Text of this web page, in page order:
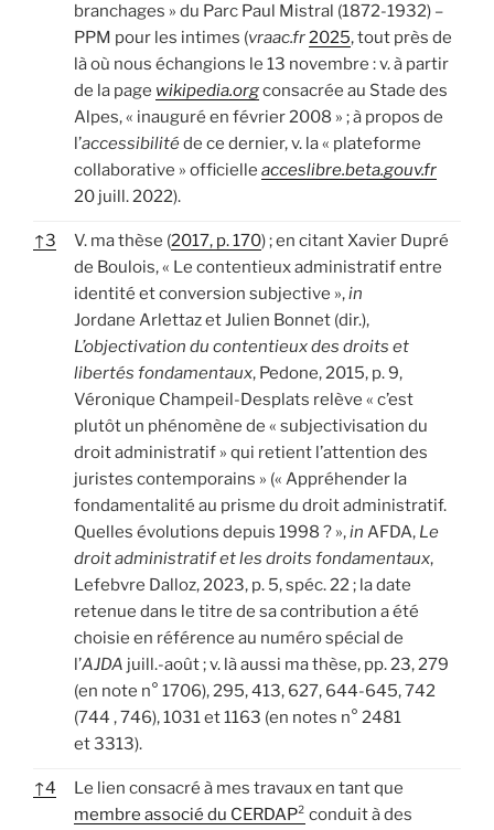
branchages » du Parc Paul Mistral (1872-1932) –
PPM pour les intimes (vraac.fr2025, tout près de
là où nous échangions le 13 novembre : v. à partir
de la page wikipedia.orgconsacrée au Stade des
Alpes, « inauguré en février 2008 » ; à propos de
l’accessibilitéde ce dernier, v. la « plateforme
collaborative » officielle acceslibre.beta.gouv.fr
20 juill. 2022).
↑3 V. ma thèse (2017, p. 170) ; en citant Xavier Dupré
de Boulois, « Le contentieux administratif entre
identité et conversion subjective »,in
Jordane Arlettaz et Julien Bonnet (dir.),
L’objectivation du contentieux des droits et
libertés fondamentaux, Pedone, 2015, p. 9,
Véronique Champeil-Desplats relève « c’est
plutôt un phénomène de « subjectivisation du
droit administratif » qui retient l’attention des
juristes contemporains » (« Appréhender la
fondamentalité au prisme du droit administratif.
Quelles évolutions depuis 1998 ? »,in AFDA, Le
droit administratif et les droits fondamentaux,
Lefebvre Dalloz, 2023, p. 5, spéc. 22 ; la date
retenue dans le titre de sa contribution a été
choisie en référence au numéro spécial de
l’AJDA juill.-août ; v. là aussi ma thèse, pp. 23, 279
(en note n° 1706), 295, 413, 627, 644-645, 742
(744 , 746), 1031 et 1163 (en notes n° 2481
et 3313).
↑4
Le lien consacré à mes travaux en tant que
membre associé du CERDAP² conduit à des